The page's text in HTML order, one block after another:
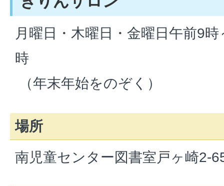
月曜日・木曜日・金曜日午前9
時
（年末年始をのぞく）
場所
南児童センター図書室戸ヶ崎2-